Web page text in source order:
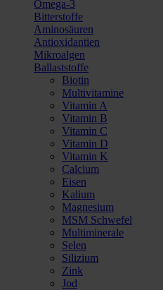
Omega-3
Bitterstoffe
Aminosäuren
Antioxidantien
Mikroalgen
Ballaststoffe
Biotin
Multivitamine
Vitamin A
Vitamin B
Vitamin C
Vitamin D
Vitamin K
Calcium
Eisen
Kalium
Magnesium
MSM Schwefel
Multiminerale
Selen
Silizium
Zink
Jod